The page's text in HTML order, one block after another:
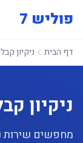
פוליש 7
דף הבית ניקיון
ניקיון